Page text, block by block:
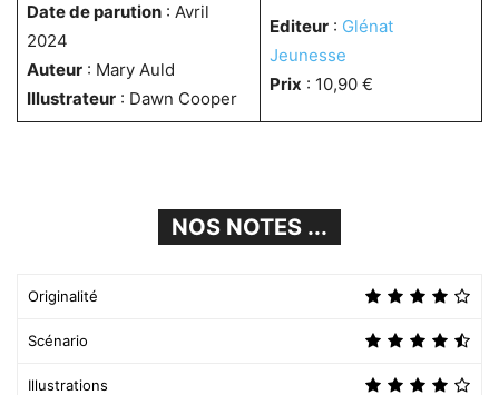
Date de parution: Avril
2024
Auteur: Mary Auld
Illustrateur: Dawn Cooper
Editeur: Glénat
Jeunesse
Prix : 10,90 €
NOS NOTES ...
Originalité
Scénario
Illustrations